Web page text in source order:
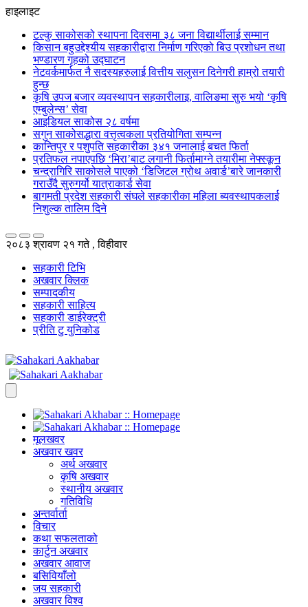
हाइलाइट
टल्कु साकोसको स्थापना दिवसमा ३८ जना विद्यार्थीलाई सम्मान
किसान बहुउद्देश्यीय सहकारीद्वारा निर्माण गरिएको बिउ प्रशोधन तथा
भण्डारण गृहको उद्घाटन
नेटवर्कमार्फत नै सदस्यहरुलाई वित्तीय सलुसन दिनेगरी हाम्रो तयारी
हुन्छ
कृषि उपज बजार व्यवस्थापन सहकारीलाइ, वालिङमा सुरु भयो ‘कृषि
एम्बुलेन्स’ सेवा
आइडियल साकोस २८ वर्षमा
सगुन साकोसद्धारा वत्तृत्वकला प्रतियोगिता सम्पन्न
कान्तिपुर र पशुपति सहकारीका ३४१ जनालाई बचत फिर्ता
प्रतिफल नपाएपछि ‘मिरा’बाट लगानी फिर्तामाग्ने तयारीमा नेफ्स्कून
चन्द्रागिरि साकोसले पाएको ‘डिजिटल ग्रोथ अवार्ड’बारे जानकारी
गराउँदै सुरुगर्यो यात्राकार्ड सेवा
बागमती प्रदेश सहकारी संघले सहकारीका महिला ब्यवस्थापकलाई
निशुल्क तालिम दिने
२०८३ श्रावण २१ गते , विहीवार
सहकारी टिभि
अखवार क्लिक
सम्पादकीय
सहकारी साहित्य
सहकारी डाईरेक्ट्री
प्रीति टु युनिकोड
मूलखवर
अखवार खवर
अर्थ अखवार
कृषि अखवार
स्थानीय अखवार
गतिविधि
अन्तर्वार्ता
विचार
कथा सफलताको
कार्टुन अखवार
अखवार आवाज
बसिवियाँलो
जय सहकारी
अखवार विश्व